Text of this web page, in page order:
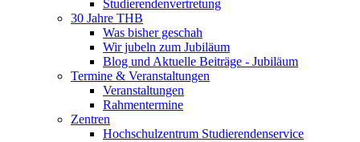
Studierendenvertretung
30 Jahre THB
Was bisher geschah
Wir jubeln zum Jubiläum
Blog und Aktuelle Beiträge - Jubiläum
Termine & Veranstaltungen
Veranstaltungen
Rahmentermine
Zentren
Hochschulzentrum Studierendenservice